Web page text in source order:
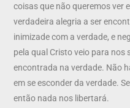
coisas que não queremos ver
verdadeira alegria a ser
inimizade com a verdade, e
pela qual Cristo veio para nos
encontrada na verdade. Não
em se esconder da verdade.
então nada nos libertará.